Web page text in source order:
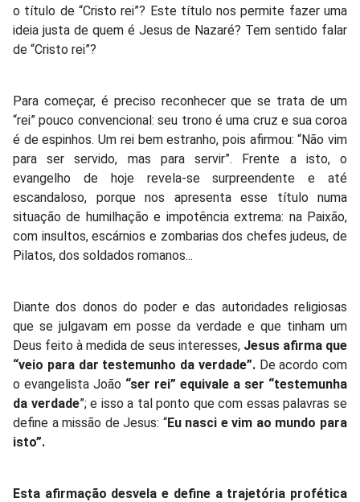
o título de “Cristo rei”? Este título nos permite fazer uma
ideia justa de quem é Jesus de Nazaré? Tem sentido falar
de “Cristo rei”?
Para começar, é preciso reconhecer que se trata de um
“rei” pouco convencional: seu trono é uma cruz e sua coroa
é de espinhos. Um rei bem estranho, pois afirmou: “Não vim
para ser servido, mas para servir”. Frente a isto, o
evangelho de hoje revela-se surpreendente e até
escandaloso, porque nos apresenta esse título numa
situação de humilhação e impotência extrema: na Paixão,
com insultos, escárnios e zombarias dos chefes judeus, de
Pilatos, dos soldados romanos...
Diante dos donos do poder e das autoridades religiosas
que se julgavam em posse da verdade e que tinham um
Deus feito à medida de seus interesses, Jesus afirma que
“veio para dar testemunho da verdade”.De acordo com
o evangelista João “ser rei” equivale a ser “testemunha
da verdade”; e isso a tal ponto que com essas palavras se
define a missão de Jesus: “Eu nasci e vim ao mundo para
isto”.
Esta afirmação desvela e define a trajetória profética